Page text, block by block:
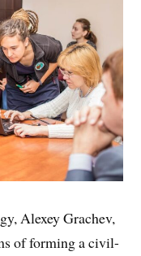
Alexey Grachev,
of forming a civil-